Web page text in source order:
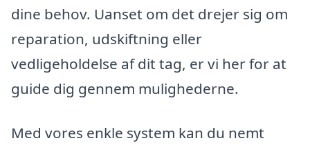
dine behov. Uanset om det drejer sig om
reparation, udskiftning eller
vedligeholdelse af dit tag, er vi her for at
guide dig gennem mulighederne.
Med vores enkle system kan du nemt